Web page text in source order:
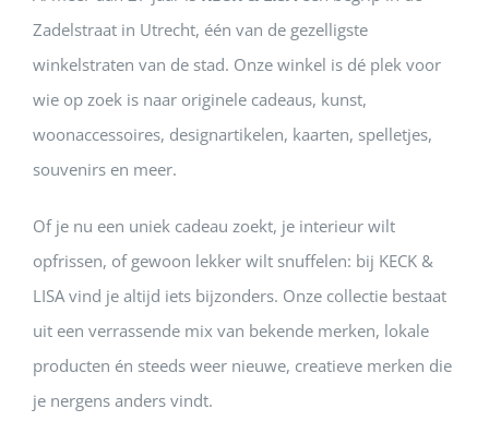
Zadelstraat in Utrecht, één van de gezelligste
winkelstraten van de stad. Onze winkel is dé plek voor
wie op zoek is naar originele cadeaus, kunst,
woonaccessoires, designartikelen, kaarten, spelletjes,
souvenirs en meer.
Of je nu een uniek cadeau zoekt, je interieur wilt
opfrissen, of gewoon lekker wilt snuffelen: bij KECK &
LISA vind je altijd iets bijzonders. Onze collectie bestaat
uit een verrassende mix van bekende merken, lokale
producten én steeds weer nieuwe, creatieve merken die
je nergens anders vindt.